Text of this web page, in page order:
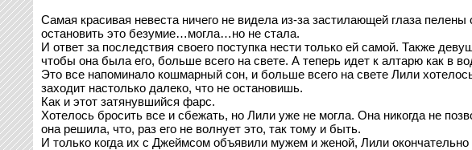
Самая красивая невеста ничего не видела из-за застилающей глаза
остановить это безумие…могла…но не стала.
И ответ за последствия своего поступка нести только ей самой. Также
чтобы она была его, больше всего на свете. А теперь идет к алтарю как в
Это все напоминало кошмарный сон, и больше всего на свете Лили
заходит настолько далеко, что не остановишь.
Как и этот затянувшийся фарс.
Хотелось бросить все и сбежать, но Лили уже не могла. Она никогда не
она решила, что, раз его не волнует это, так тому и быть.
И только когда их с Джеймсом объявили мужем и женой, Лили